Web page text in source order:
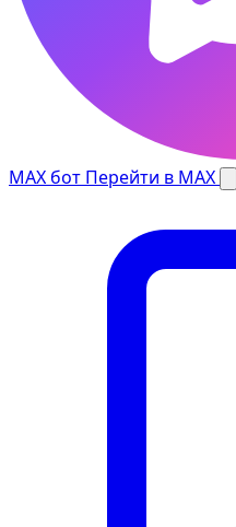
MAX бот Перейти в MAX